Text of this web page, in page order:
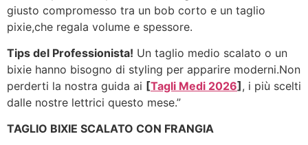
giusto compromesso tra un bob corto e un taglio
pixie,che regala volume e spessore.
Tips del Professionista! Un taglio medio scalato o un
bixie hanno bisogno di styling per apparire moderni.Non
perderti la nostra guida ai [Tagli Medi 2026] , i più scelti
dalle nostre lettrici questo mese.”
TAGLIO BIXIE SCALATO CON FRANGIA